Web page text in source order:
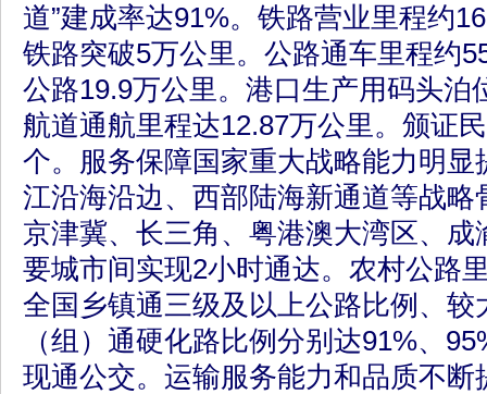
道”建成率达91%。铁路营业里程约
铁路突破5万公里。公路通车里程约
公路19.9万公里。港口生产用码头泊
航道通航里程达12.87万公里。颁证
个。服务保障国家重大战略能力明显
江沿海沿边、西部陆海新通道等战略
京津冀、长三角、粤港澳大湾区、
要城市间实现2小时通达。农村公路
全国乡镇通三级及以上公路比例、较
（组）通硬化路比例分别达91%、
现通公交。运输服务能力和品质不断